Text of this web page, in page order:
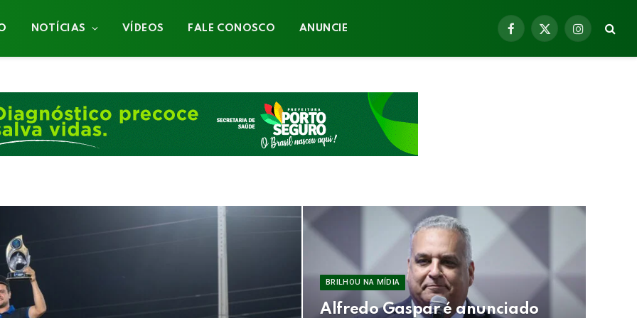
NOTÍCIAS VÍDEOS FALE CONOSCO ANUNCIE
Facebook
X
Instagram
BRILHOU NA MÍDIA
Alfredo Gaspar é anunciado